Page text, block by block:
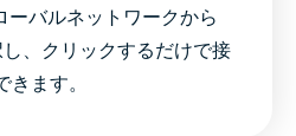
ーバルネットワークから
し、クリックするだけで接
きます。